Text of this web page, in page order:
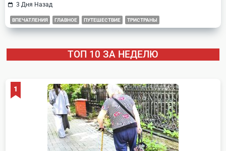
3 Дня Назад
ВПЕЧАТЛЕНИЯ ГЛАВНОЕ ПУТЕШЕСТВИЕ ТРИСТРАНЫ
ТОП 10 ЗА НЕДЕЛЮ